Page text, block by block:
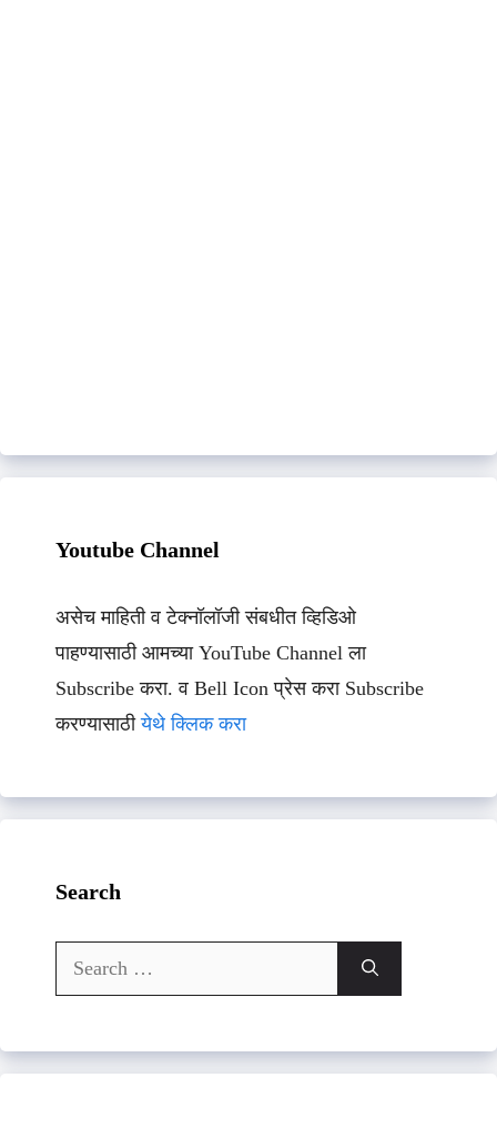
Youtube Channel
असेच माहिती व टेक्नॉलॉजी संबधीत व्हिडिओ
पाहण्यासाठी आमच्या YouTube Channel ला
Subscribe करा. व Bell Icon प्रेस करा Subscribe
करण्यासाठीयेथे क्लिक करा
Search
Search
for: